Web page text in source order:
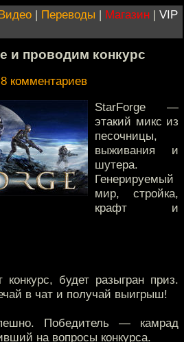
| Переводы | Магазин | VIP
и проводим конкурс
8 комментариев
StarForge —
этакий микс из
песочницы,
выживания и
шутера.
Генерируемый
мир, стройка,
крафт и
будет разыгран приз.
в чат и получай выигрыш!
Победитель — камрад
на вопросы конкурса.